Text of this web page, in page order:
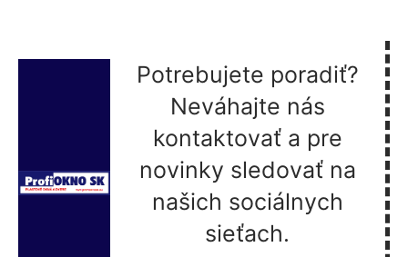
Potrebujete poradiť?
Neváhajte nás
kontaktovať a pre
novinky sledovať na
našich sociálnych
sieťach.